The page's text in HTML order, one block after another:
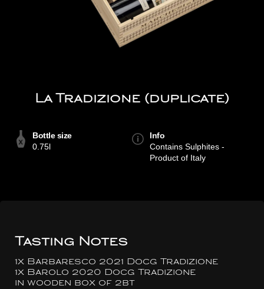
La Tradizione (duplicate)
Bottle size
0.75l
Info
Contains Sulphites -
Product of Italy
Tasting Notes
1x Barbaresco 2021 Docg Tradizione
1x Barolo 2020 Docg Tradizione
in wooden box of 2bt